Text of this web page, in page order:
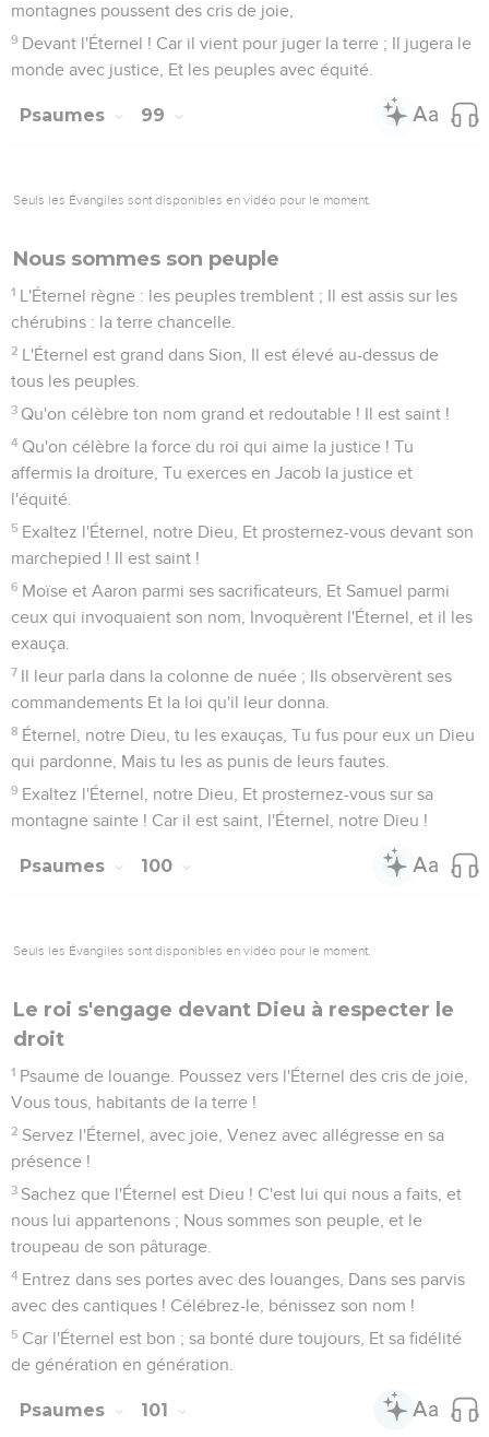
montagnes poussent des cris de joie,
9 Devant l'Éternel ! Car il vient pour juger la terre ; Il jugera le
monde avec justice, Et les peuples avec équité.
Psaumes 99
Seuls les Évangiles sont disponibles en vidéo pour le moment.
Nous sommes son peuple
1 L'Éternel règne : les peuples tremblent ; Il est assis sur les
chérubins : la terre chancelle.
2 L'Éternel est grand dans Sion, Il est élevé au-dessus de
tous les peuples.
3 Qu'on célèbre ton nom grand et redoutable ! Il est saint !
4 Qu'on célèbre la force du roi qui aime la justice ! Tu
affermis la droiture, Tu exerces en Jacob la justice et
l'équité.
5 Exaltez l'Éternel, notre Dieu, Et prosternez-vous devant son
marchepied ! Il est saint !
6 Moïse et Aaron parmi ses sacrificateurs, Et Samuel parmi
ceux qui invoquaient son nom, Invoquèrent l'Éternel, et il les
exauça.
7 Il leur parla dans la colonne de nuée ; Ils observèrent ses
commandements Et la loi qu'il leur donna.
8 Éternel, notre Dieu, tu les exauças, Tu fus pour eux un Dieu
qui pardonne, Mais tu les as punis de leurs fautes.
9 Exaltez l'Éternel, notre Dieu, Et prosternez-vous sur sa
montagne sainte ! Car il est saint, l'Éternel, notre Dieu !
Psaumes 100
Seuls les Évangiles sont disponibles en vidéo pour le moment.
Le roi s'engage devant Dieu à respecter le
droit
1 Psaume de louange. Poussez vers l'Éternel des cris de joie,
Vous tous, habitants de la terre !
2 Servez l'Éternel, avec joie, Venez avec allégresse en sa
présence !
3 Sachez que l'Éternel est Dieu ! C'est lui qui nous a faits, et
nous lui appartenons ; Nous sommes son peuple, et le
troupeau de son pâturage.
4 Entrez dans ses portes avec des louanges, Dans ses parvis
avec des cantiques ! Célébrez-le, bénissez son nom !
5 Car l'Éternel est bon ; sa bonté dure toujours, Et sa fidélité
de génération en génération.
Psaumes 101